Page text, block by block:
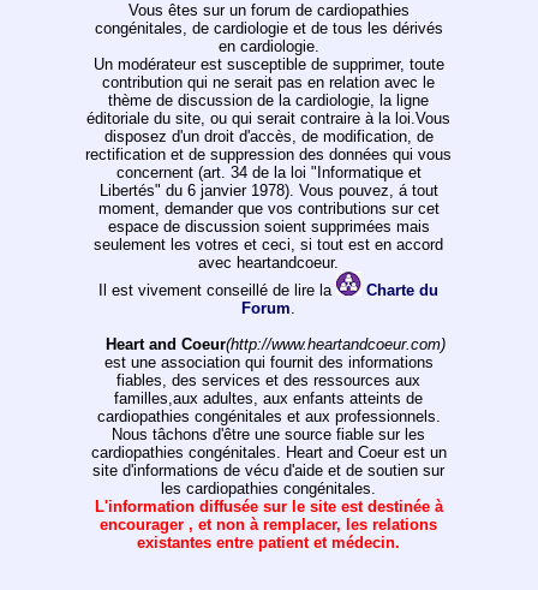
Vous êtes sur un forum de cardiopathies
congénitales, de cardiologie et de tous les dérivés
en cardiologie.
Un modérateur est susceptible de supprimer, toute
contribution qui ne serait pas en relation avec le
thème de discussion de la cardiologie, la ligne
éditoriale du site, ou qui serait contraire à la loi.Vous
disposez d'un droit d'accès, de modification, de
rectification et de suppression des données qui vous
concernent (art. 34 de la loi "Informatique et
Libertés" du 6 janvier 1978). Vous pouvez, á tout
moment, demander que vos contributions sur cet
espace de discussion soient supprimées mais
seulement les votres et ceci, si tout est en accord
avec heartandcoeur.
Il est vivement conseillé de lire la
Charte du
Forum.
Heart and Coeur(http://www.heartandcoeur.com)
est une association qui fournit des informations
fiables, des services et des ressources aux
familles,aux adultes, aux enfants atteints de
cardiopathies congénitales et aux professionnels.
Nous tâchons d'être une source fiable sur les
cardiopathies congénitales. Heart and Coeur est un
site d'informations de vécu d'aide et de soutien sur
les cardiopathies congénitales.
L'information diffusée sur le site est destinée à
encourager , et non à remplacer, les relations
existantes entre patient et médecin.